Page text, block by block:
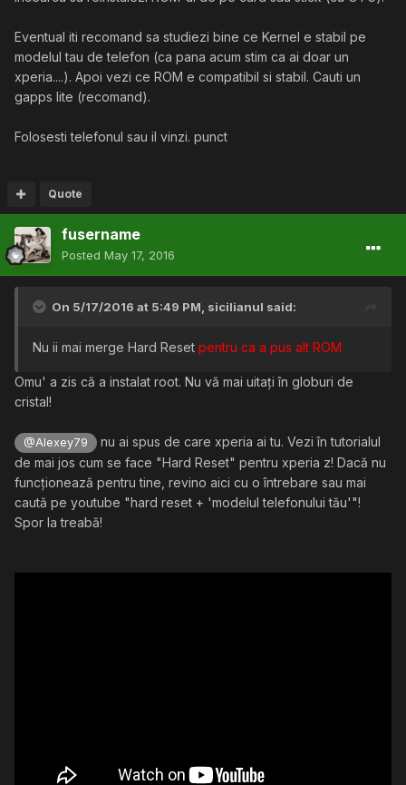
Eventual iti recomand sa studiezi bine ce Kernel e stabil pe
modelul tau de telefon (ca pana acum stim ca ai doar un
xperia....). Apoi vezi ce ROM e compatibil si stabil. Cauti un
gapps lite (recomand).
Folosesti telefonul sau il vinzi. punct
Quote
fusername
Posted May 17, 2016
On 5/17/2016 at 5:49 PM, sicilianul said:
Nu ii mai merge Hard Reset pentru ca a pus alt ROM
Omu' a zis că a instalat root. Nu vă mai uitați în globuri de
cristal!
@Alexey79
nu ai spus de care xperia ai tu. Vezi în tutorialul
de mai jos cum se face "Hard Reset" pentru xperia z! Dacă nu
funcționează pentru tine, revino aici cu o întrebare sau mai
caută pe youtube "hard reset + 'modelul telefonului tău'"!
Spor la treabă!